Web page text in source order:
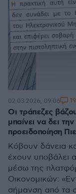
Οι τράπεζες
μπαίνει να δει
προειδοποίηση
Κόβουν δάνεια
έχουν υποβάλει
μέσω της
Οικονομικών:
σήμανση από τα
02.03.2026, 09:06